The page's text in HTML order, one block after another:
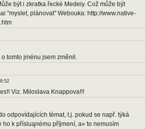
být i zkratka řecké Medeiy. Což může být
"myslet, plánovat" Webouka: http://www.native-
tomto jménu jsem změnil.
Viz. Miloslava Knappova!!!
odpovídajících témat, t.j. pokud se např. týká
ho k přísluąnému příjmení, a» to nemusím